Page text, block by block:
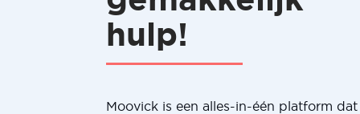
hulp!
Moovick is een alles-in-één platform